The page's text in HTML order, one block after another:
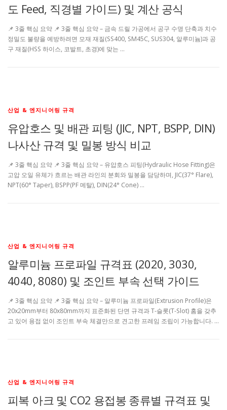
도 Feed, 직경별 가이드) 및 계산 공식
📌 3줄 핵심 요약 📌 3줄 핵심 요약 – 금속 드릴 가공에서 공구 수명 단축과 치수
정밀도 불량을 예방하려면 모재 재질(SS400, SM45C, SUS304, 알루미늄)과 공
구 재질(HSS 하이스, 코발트, 초경)에 맞는 …
산업 & 엔지니어링 규격
유압호스 및 배관 피팅 (JIC, NPT, BSPP, DIN)
나사산 규격 및 밀봉 방식 비교
📌 3줄 핵심 요약 📌 3줄 핵심 요약 – 유압호스 피팅(Hydraulic Hose Fitting)은
고압 오일 유체가 흐르는 배관 라인의 분회와 밀봉을 담당하며, JIC(37° Flare),
NPT(60° Taper), BSPP(PF 메탈), DIN(24° Cone) …
산업 & 엔지니어링 규격
알루미늄 프로파일 규격표 (2020, 3030,
4040, 8080) 및 조인트 부속 선택 가이드
📌 3줄 핵심 요약 📌 3줄 핵심 요약 – 알루미늄 프로파일(Extrusion Profile)은
20x20mm부터 80x80mm까지 표준화된 단면 규격과 T-슬롯(T-Slot) 홈을 갖추
고 있어 용접 없이 조인트 부속 체결만으로 견고한 프레임 조립이 가능합니다. …
산업 & 엔지니어링 규격
피복 아크 및 CO2 용접봉 종류별 규격표 및